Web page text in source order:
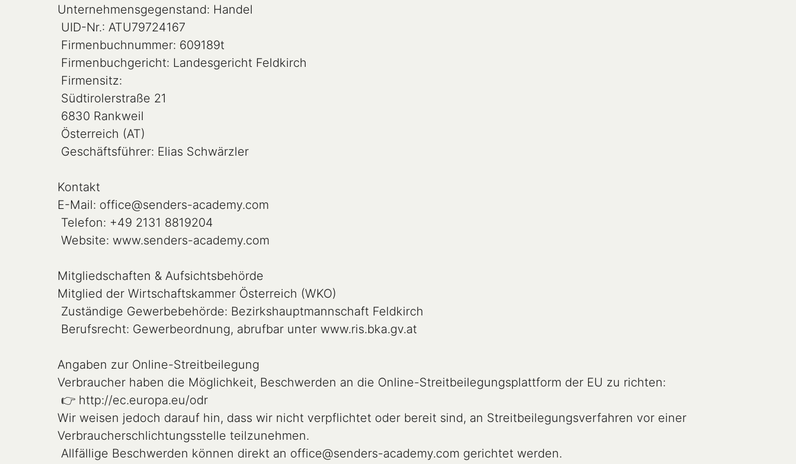
Unternehmensgegenstand: Handel
Kontakt
E-Mail: office@senders-academy.com
Mitgliedschaften & Aufsichtsbehörde
Mitglied der Wirtschaftskammer Österreich (WKO)
Angaben zur Online-Streitbeilegung
Verbraucher haben die Möglichkeit, Beschwerden an die Online-Streitbeilegungsplattform der EU zu richten:
Wir weisen jedoch darauf hin, dass wir nicht verpflichtet oder bereit sind, an Streitbeilegungsverfahren vor einer
Verbraucherschlichtungsstelle teilzunehmen.